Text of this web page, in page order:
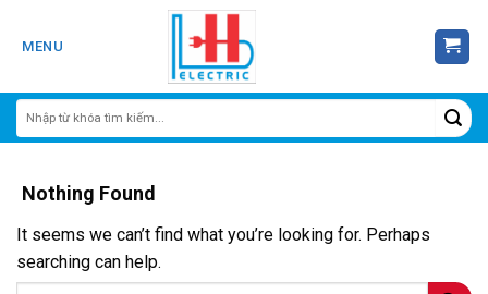
MENU
Nothing Found
It seems we can’t find what you’re looking for. Perhaps
searching can help.